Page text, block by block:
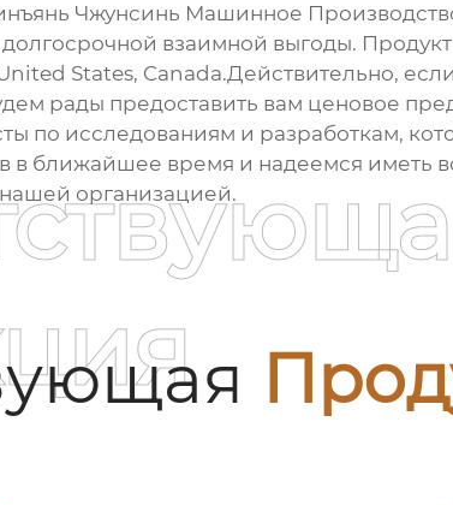
Чжунсинь Машинное
взаимной выгоды.
States, Canada.Действительно,
рады предоставить вам ценовое
по исследованиям и разработкам,
ближайшее время и надеемся иметь
организацией.